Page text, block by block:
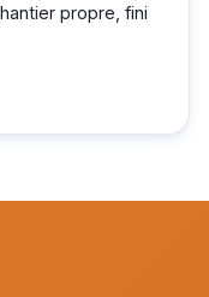
propre, fini